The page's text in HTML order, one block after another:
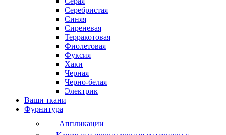
Серебристая
Синяя
Сиреневая
Терракотовая
Фиолетовая
Фуксия
Хаки
Черная
Черно-белая
Электрик
Ваши ткани
Фурнитура
Аппликации